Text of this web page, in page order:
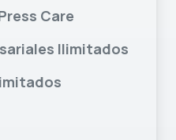
Care
Ilimitados